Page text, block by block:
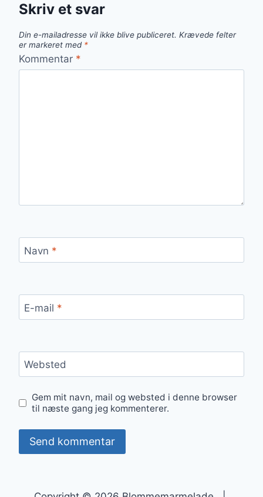
Skriv et svar
Din e-mailadresse vil ikke blive publiceret. Krævede felter
er markeret med *
Kommentar *
Navn *
E-mail *
Websted
Gem mit navn, mail og websted i denne browser
til næste gang jeg kommenterer.